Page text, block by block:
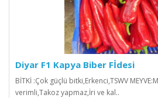
Diyar F1 Kapya Biber Fİdesi
BİTKİ :Çok güçlü bitki,Erkenci,TSWV
verimli,Takoz yapmaz,İri ve kal..